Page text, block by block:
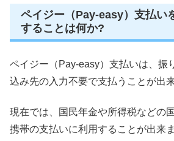
ペイジー（Pay-easy）支払い
することは何か?
ペイジー（Pay-easy）支払いは、振
込み先の入力不要で支払うことが出
現在では、国民年金や所得税などの
携帯の支払いに利用することが出来ま